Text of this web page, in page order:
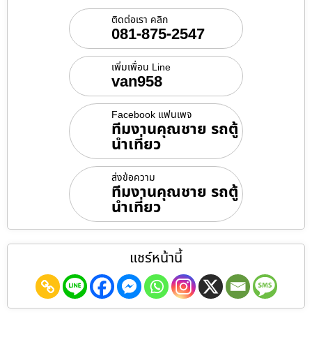
ติดต่อเรา คลิก
081-875-2547
เพิ่มเพื่อน Line
van958
Facebook แฟนเพจ
ทีมงานคุณชาย รถตู้
นำเที่ยว
ส่งข้อความ
ทีมงานคุณชาย รถตู้
นำเที่ยว
แชร์หน้านี้